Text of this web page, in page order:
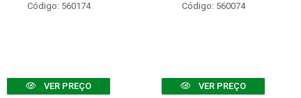
Código: 560174
VER PREÇO
Código: 560074
VER PREÇO